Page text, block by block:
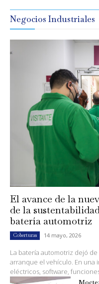
Negocios Industriales
El avance de la
de la
batería automotriz
Coberturas 14 mayo, 2026
La batería automotriz dejó
arranque el vehículo. En una
eléctricos, software,